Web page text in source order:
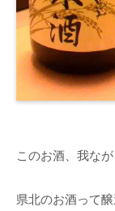
このお酒、我な
県北のお酒って